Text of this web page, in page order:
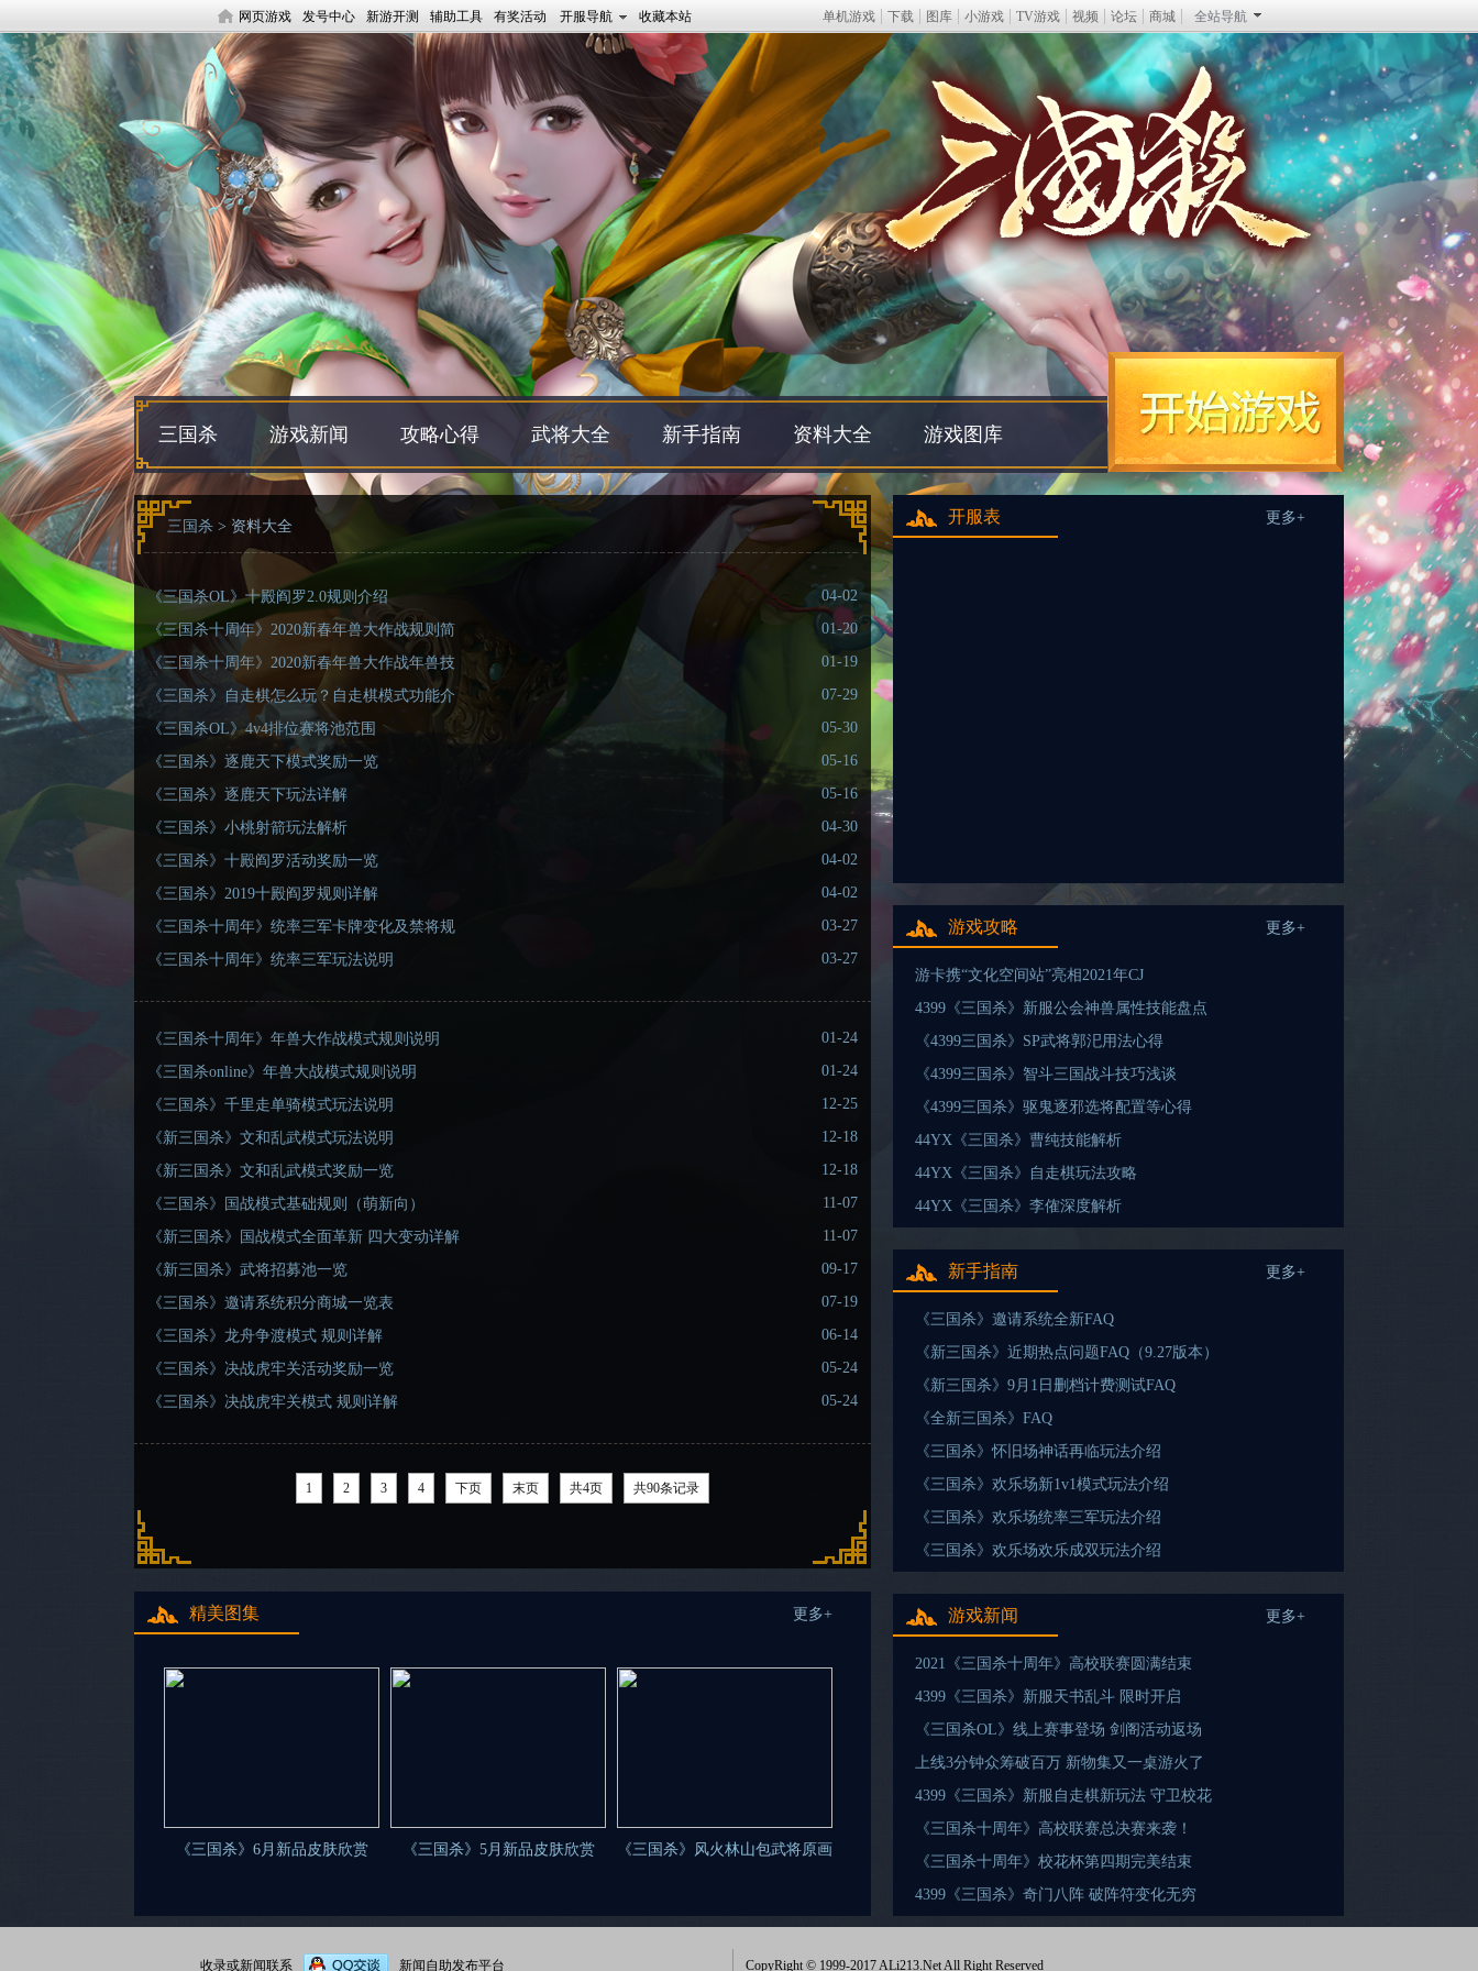
网页游戏 发号中心 新游开测 辅助工具 有奖活动 开服导航 收藏本站 单机游戏 下载 图库 小游戏 TV游戏 视频 论坛 商城 全站导航
三国杀 游戏新闻 攻略心得 武将大全 新手指南 资料大全 游戏图库
三国杀 > 资料大全
《三国杀OL》十殿阎罗2.0规则介绍 04-02
《三国杀十周年》2020新春年兽大作战规则简
介
01-20
《三国杀十周年》2020新春年兽大作战年兽技
能一览
01-19
《三国杀》自走棋怎么玩？自走棋模式功能介
绍
07-29
《三国杀OL》4v4排位赛将池范围 05-30
《三国杀》逐鹿天下模式奖励一览 05-16
《三国杀》逐鹿天下玩法详解 05-16
《三国杀》小桃射箭玩法解析 04-30
《三国杀》十殿阎罗活动奖励一览 04-02
《三国杀》2019十殿阎罗规则详解 04-02
《三国杀十周年》统率三军卡牌变化及禁将规
03-27
《三国杀十周年》统率三军玩法说明 03-27
《三国杀十周年》年兽大作战模式规则说明 01-24
《三国杀online》年兽大战模式规则说明 01-24
《三国杀》千里走单骑模式玩法说明 12-25
《新三国杀》文和乱武模式玩法说明 12-18
《新三国杀》文和乱武模式奖励一览 12-18
《三国杀》国战模式基础规则（萌新向） 11-07
《新三国杀》国战模式全面革新 四大变动详解 11-07
《新三国杀》武将招募池一览 09-17
《三国杀》邀请系统积分商城一览表 07-19
《三国杀》龙舟争渡模式 规则详解 06-14
《三国杀》决战虎牢关活动奖励一览 05-24
《三国杀》决战虎牢关模式 规则详解 05-24
1 2 3 4 下页 末页 共4页 共90条记录
精美图集 更多+
《三国杀》6月新品皮肤欣赏 《三国杀》5月新品皮肤欣赏 《三国杀》风火林山包武将原画
开服表 更多+
游戏攻略 更多+
游卡携“文化空间站”亮相2021年CJ
4399《三国杀》新服公会神兽属性技能盘点
《4399三国杀》SP武将郭汜用法心得
《4399三国杀》智斗三国战斗技巧浅谈
《4399三国杀》驱鬼逐邪选将配置等心得
44YX《三国杀》曹纯技能解析
44YX《三国杀》自走棋玩法攻略
44YX《三国杀》李傕深度解析
新手指南 更多+
《三国杀》邀请系统全新FAQ
《新三国杀》近期热点问题FAQ（9.27版本）
《新三国杀》9月1日删档计费测试FAQ
《全新三国杀》FAQ
《三国杀》怀旧场神话再临玩法介绍
《三国杀》欢乐场新1v1模式玩法介绍
《三国杀》欢乐场统率三军玩法介绍
《三国杀》欢乐场欢乐成双玩法介绍
游戏新闻 更多+
2021《三国杀十周年》高校联赛圆满结束
4399《三国杀》新服天书乱斗 限时开启
《三国杀OL》线上赛事登场 剑阁活动返场
上线3分钟众筹破百万 新物集又一桌游火了
4399《三国杀》新服自走棋新玩法 守卫校花
《三国杀十周年》高校联赛总决赛来袭！
《三国杀十周年》校花杯第四期完美结束
4399《三国杀》奇门八阵 破阵符变化无穷
收录或新闻联系 新闻自助发布平台 CopyRight © 1999-2017 ALi213.Net All Right Reserved